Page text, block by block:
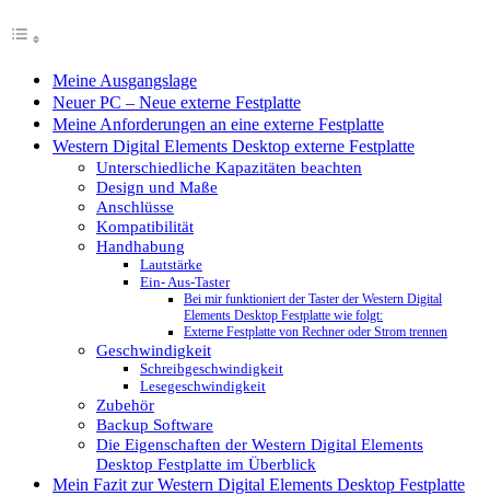
Meine Ausgangslage
Neuer PC – Neue externe Festplatte
Meine Anforderungen an eine externe Festplatte
Western Digital Elements Desktop externe Festplatte
Unterschiedliche Kapazitäten beachten
Design und Maße
Anschlüsse
Kompatibilität
Handhabung
Lautstärke
Ein- Aus-Taster
Bei mir funktioniert der Taster der Western Digital
Elements Desktop Festplatte wie folgt:
Externe Festplatte von Rechner oder Strom trennen
Geschwindigkeit
Schreibgeschwindigkeit
Lesegeschwindigkeit
Zubehör
Backup Software
Die Eigenschaften der Western Digital Elements
Desktop Festplatte im Überblick
Mein Fazit zur Western Digital Elements Desktop Festplatte